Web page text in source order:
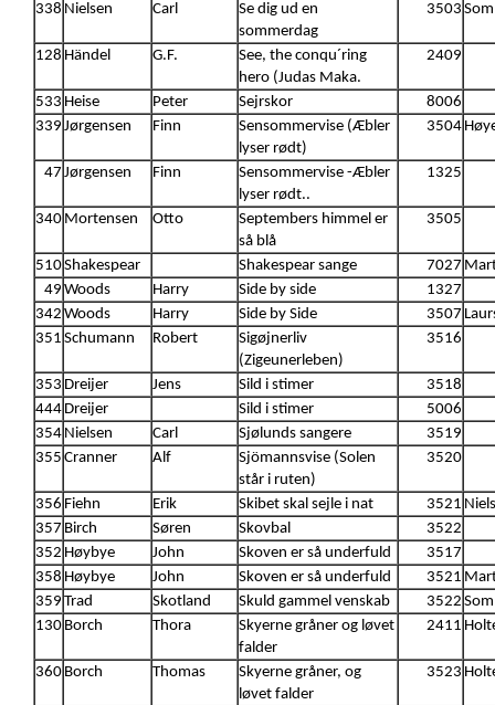
338 Nielsen Carl
Se dig ud en
sommerdag
3503
128 Händel G.F.
See, the conqu´ring
hero (Judas Maka.
2409
533 Heise Peter Sejrskor
8006
339 Jørgensen Finn
Sensommervise (Æbler
lyser rødt)
3504
47 Jørgensen Finn
Sensommervise -Æbler
lyser rødt..
1325
340 Mortensen Otto
Septembers himmel er
så blå
3505
510Shakespear Shakespear sange 7027
49 Woods Harry Side by side
1327
342 Woods Harry Side by Side 3507
351 Schumann Robert
Sigøjnerliv
(Zigeunerleben)
3516
353 Dreijer Jens Sild i stimer
3518
444 Dreijer Sild i stimer
5006
354 Nielsen Carl Sjølunds sangere
3519
355 Cranner Alf
Sjömannsvise (Solen
står i ruten)
3520
356 Fiehn Erik Skibet skal sejle i nat 3521
357 Birch Søren Skovbal
3522
352 Høybye John Skoven er så underfuld
3517
358 Høybye John Skoven er så underfuld 3521
359 Trad Skotland Skuld gammel venskab 3522
130 Borch Thora
Skyerne gråner og løvet
falder
2411
360 Borch Thomas
Skyerne gråner, og
løvet falder
3523